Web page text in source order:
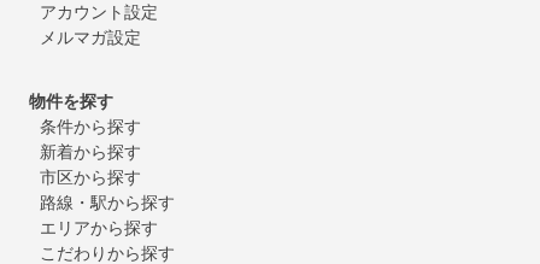
アカウント設定
メルマガ設定
物件を探す
条件から探す
新着から探す
市区から探す
路線・駅から探す
エリアから探す
こだわりから探す